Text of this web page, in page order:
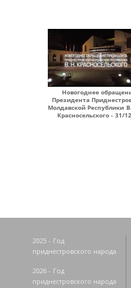
Новогоднее
Президента
Молдавской Республики
Красносельского - 31/
2025 - Год
приднестровского народа
2026 - Год
приднестровского народа